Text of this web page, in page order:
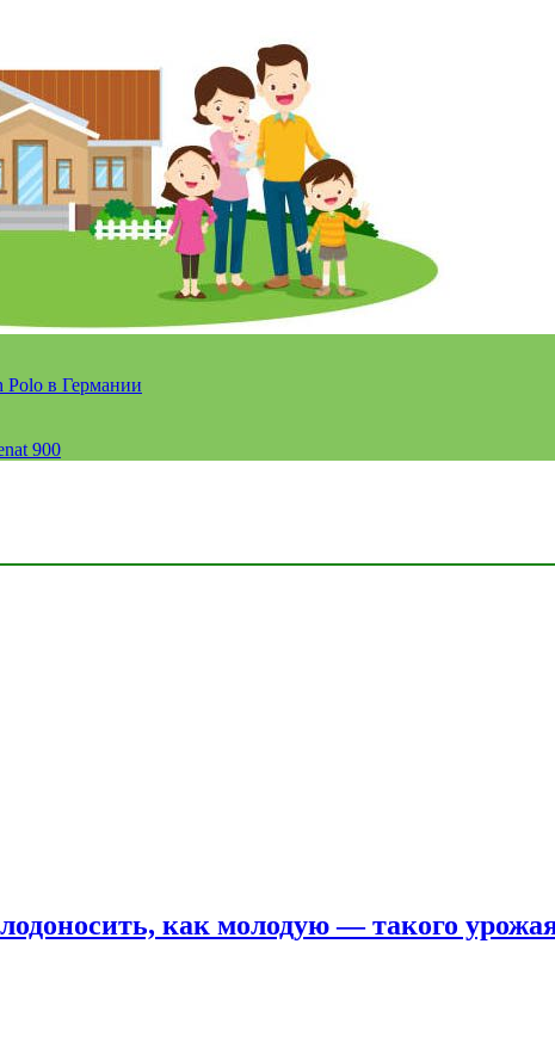
Polo в Германии
900
как молодую — такого